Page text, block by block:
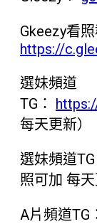
Gkeezy看照
https://
選妹頻道
TG：
每天更新）
選妹頻道TG
照可加 每天
A片頻道TG